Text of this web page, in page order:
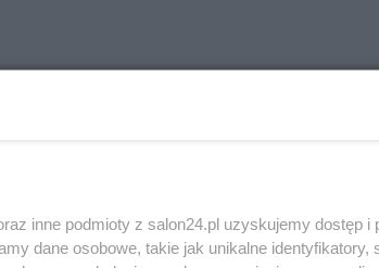
inne podmioty z salon24.pl uzyskujemy dostęp i
dane osobowe, takie jak unikalne identyfikatory,